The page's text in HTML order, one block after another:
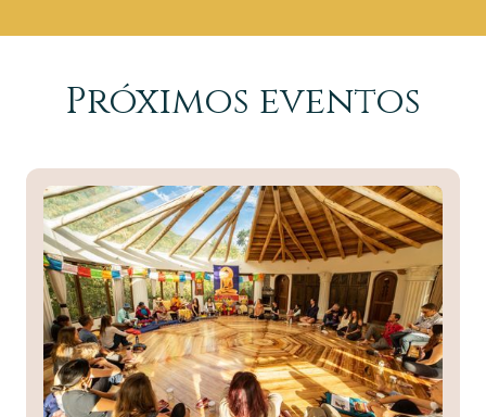
Próximos eventos